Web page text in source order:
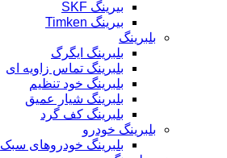
بیرینگ SKF
بیرینگ Timken
بلبرینگ
بلبرینگ ایگرگ
بلبرینگ تماس زاویه ای
بلبرینگ خود تنظیم
بلبرینگ شیار عمیق
بلبرینگ کف گرد
بلبرینگ خودرو
بلبرینگ خودروهای سبک